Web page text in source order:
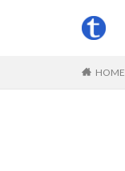
HOME